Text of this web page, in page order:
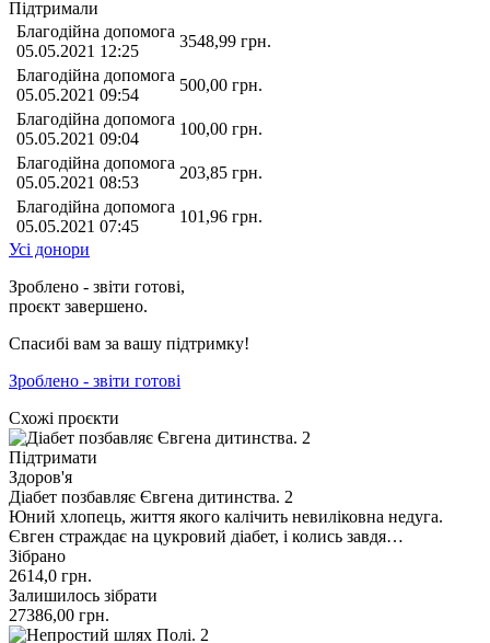
Підтримали
Благодійна допомога
05.05.2021 12:25
3548,99 грн.
Благодійна допомога
05.05.2021 09:54
500,00 грн.
Благодійна допомога
05.05.2021 09:04
100,00 грн.
Благодійна допомога
05.05.2021 08:53
203,85 грн.
Благодійна допомога
05.05.2021 07:45
101,96 грн.
Усі донори
Зроблено - звіти готові,
проєкт завершено.
Спасибі вам за вашу підтримку!
Зроблено - звіти готові
Схожі проєкти
Підтримати
Здоров'я
Діабет позбавляє Євгена дитинства. 2
Юний хлопець, життя якого калічить невиліковна недуга.
Євген страждає на цукровий діабет, і колись завдя…
Зібрано
2614,0 грн.
Залишилось зібрати
27386,00 грн.